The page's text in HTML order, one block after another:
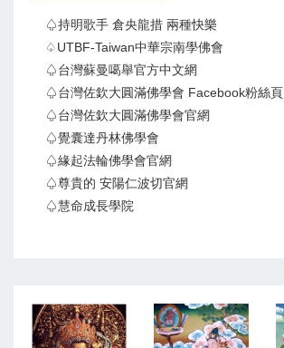
♤持明歌手 倉央龍措 兩種快樂
♤UTBF-Taiwan中華宗南學佛會
♤台灣蘇曼噶舉官方中文網
♤台灣佐欽大圓滿佛學會 Facebook粉絲頁
♤台灣佐欽大圓滿佛學會官網
♤覺囊達丹林佛學會
♤緣起法輪佛學會官網
♤尊貴的 安陽仁波切官網
♤慧命成長學院